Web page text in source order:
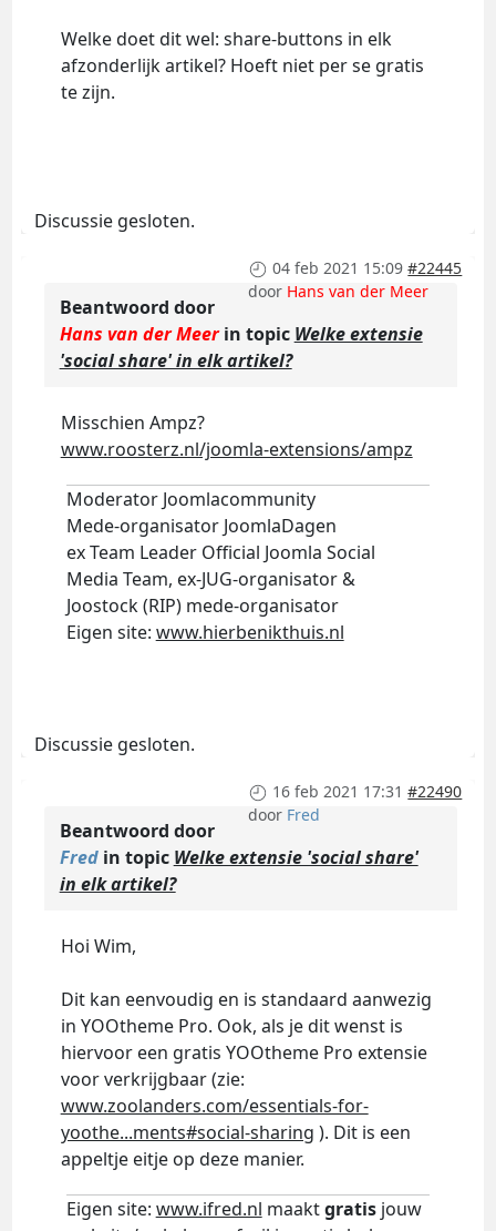
Welke doet dit wel: share-buttons in elk
afzonderlijk artikel? Hoeft niet per se gratis
te zijn.
Discussie gesloten.
04 feb 2021 15:09 #22445
door Hans van der Meer
Beantwoord door
Hans van der Meerin topic Welke extensie
'social share' in elk artikel?
Misschien Ampz?
www.roosterz.nl/joomla-extensions/ampz
Moderator Joomlacommunity
Mede-organisator JoomlaDagen
ex Team Leader Official Joomla Social
Media Team, ex-JUG-organisator &
Joostock (RIP) mede-organisator
Eigen site: www.hierbenikthuis.nl
Discussie gesloten.
16 feb 2021 17:31 #22490
door Fred
Beantwoord door
Fredin topic Welke extensie 'social share'
in elk artikel?
Hoi Wim,
Dit kan eenvoudig en is standaard aanwezig
in YOOtheme Pro. Ook, als je dit wenst is
hiervoor een gratis YOOtheme Pro extensie
voor verkrijgbaar (zie:
www.zoolanders.com/essentials-for-
yoothe...ments#social-sharing ). Dit is een
appeltje eitje op deze manier.
Eigen site: www.ifred.nl maaktgratisjouw